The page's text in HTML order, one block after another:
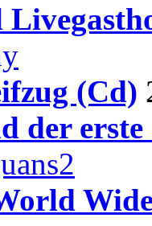
(Cd)
der erste